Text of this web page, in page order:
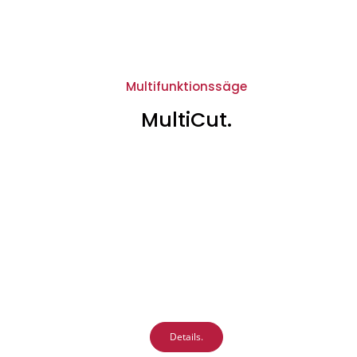
Multifunktionssäge
MultiCut.
Details.